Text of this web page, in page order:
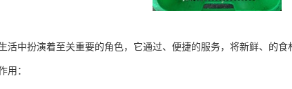
活中扮演着至关重要的角色，它通过、便捷的服务，将新鲜、的
用：